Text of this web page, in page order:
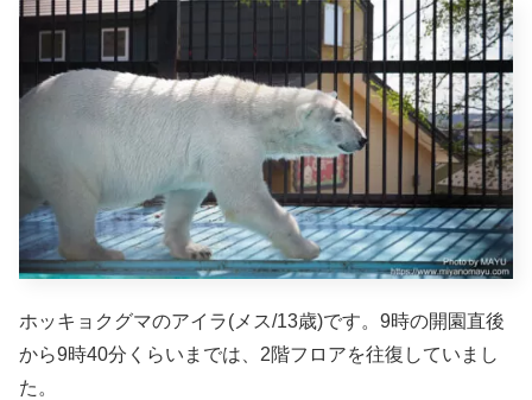
ホッキョクグマのアイラ(メス/13歳)です。9時の開園直後
から9時40分くらいまでは、2階フロアを往復していまし
た。